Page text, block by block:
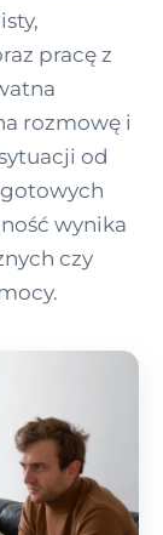
pracę z
rozmowę i
od
wynika
czy